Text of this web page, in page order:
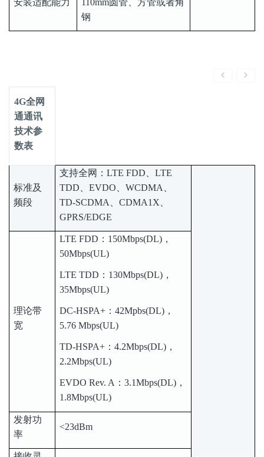
钢
4G全网
通通讯
技术参
数表
标准及
频段
支持全网：LTE FDD、LTE
TDD、EVDO、WCDMA、
TD-SCDMA、CDMA1X、
GPRS/EDGE
理论带
宽
LTE FDD：150Mbps(DL)，
50Mbps(UL)
LTE TDD：130Mbps(DL)，
35Mbps(UL)
DC-HSPA+：42Mpbs(DL)，
5.76 Mbps(UL)
TD-HSPA+：4.2Mbps(DL)，
2.2Mbps(UL)
EVDO Rev. A：3.1Mbps(DL)，
1.8Mbps(UL)
发射功
率
<23dBm